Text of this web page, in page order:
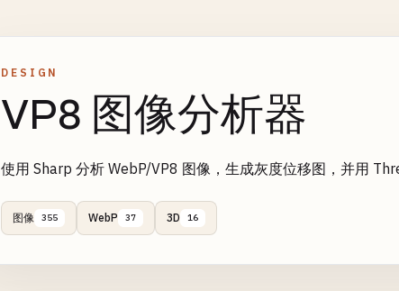
DESIGN
VP8 图像分析器
使用 Sharp 分析 WebP/VP8 图像，生成灰度位移图，并用
图像 355 WebP 37 3D 16